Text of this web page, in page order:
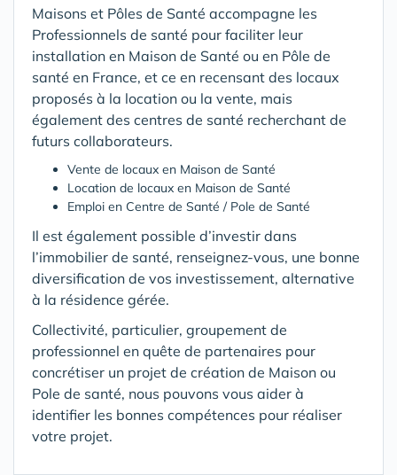
Maisons et Pôles de Santé accompagne les
Professionnels de santé pour faciliter leur
installation en Maison de Santé ou en Pôle de
santé en France, et ce en recensant des locaux
proposés à la location ou la vente, mais
également des centres de santé recherchant de
futurs collaborateurs.
Vente de locaux en Maison de Santé
Location de locaux en Maison de Santé
Emploi en Centre de Santé / Pole de Santé
Il est également possible d’investir dans
l’immobilier de santé, renseignez-vous, une bonne
diversification de vos investissement, alternative
à la résidence gérée.
Collectivité, particulier, groupement de
professionnel en quête de partenaires pour
concrétiser un projet de création de Maison ou
Pole de santé, nous pouvons vous aider à
identifier les bonnes compétences pour réaliser
votre projet.